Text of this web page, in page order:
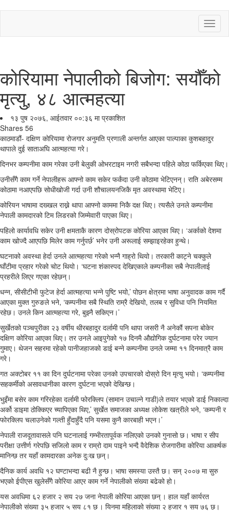
कोरियामा नेपालीको बिजोग: सयौँको
मृत्यु, ४८ आत्महत्या
१३ पुष २०७६, आईतवार ००:३६ मा प्रकाशित
Shares 56
काठमाडौं- दक्षिण कोरियामा रोजगार अनुमति प्रणाली अन्तर्गत आएका पाल्पाका कुशबहादुर
थापाले दुई साताअघि आत्महत्या गरे।
दिनभर कम्पनीमा काम गरेका उनी बेलुकी ओभरटाइम नगरी सबैभन्दा पहिले कोठा फर्किएका थिए।
उनीसँगै काम गर्ने नेपालीहरू आफ्नो काम सकेर फर्कंदा उनी कोठामा भेटिएनन्। राति अबेरसम्म
कोठामा नआएपछि सोधीखोजी गर्दा उनी शौचालयनजिकै मृत अवस्थामा भेटिए।
कोरियन भाषामा दख्खल राख्ने थापा आफ्नो काममा निकै दक्ष थिए। त्यसैले उनले कम्पनीमा
नेपाली कामदारको टिम लिडरको जिम्मेवारी पाएका थिए।
पहिलो कार्यावधि सकेर उनी क्षमताकै कारण दोस्रोपटक कोरिया आएका थिए। ‘अर्काको देशमा
काम खोज्दै आएपछि मिलेर काम गर्नुपर्छ’ भनेर उनी अरूलाई सम्झाइरहेका हुन्थे।
घटनाको अवस्था हेर्दा उनले आत्महत्या गरेको भन्नै गाह्रो थियो। तरकारी काट्ने चक्कुले
घाँटीमा प्रहार गरेको चोट थियो। ‘घटना शंकास्पद देखिएकाले कम्पनीका सबै नेपालीलाई
प्रहरीले लिएर गएका रहेछन्।
धन्न, सीसीटीभी फुटेज हेर्दा आत्महत्या भन्ने पुष्टि भयो,’ पोछन क्षेत्रमा भाषा अनुवादक काम गर्दै
आएका मुक्त गुरुङले भने, ‘कम्पनीमा सबै स्थिति राम्रै देखियो, तलब र सुविधा पनि नियमित
रहेछ। उनले किन आत्महत्या गरे, बुझ्नै सकिएन।’
सुर्खेतको पञ्चपुरीका २३ वर्षीय थीरबहादुर दर्लामी पनि थापा जसरी नै अनेकौं सपना बोकेर
दक्षिण कोरिया आएका थिए। तर उनले आइपुगेको १७ दिनमै औद्योगिक दुर्घटनामा परेर ज्यान
गुमाए। थेजन सहरमा रहेको पानीजहाजको डाई बन्ने कम्पनीमा उनले जम्मा ११ दिनमात्रै काम
गरे।
गत अक्टोबर ११ का दिन दुर्घटनामा परेका उनको उपचारको दोस्रो दिन मृत्यु भयो। ‘कम्पनीमा
सहकर्मीको असावधानीका कारण दुर्घटना भएको देखिन्छ।
भुइँमा बसेर काम गरिरहेका दर्लामी फोरक्लिप (सामान उचाल्ने गाडी)ले तयार भएको डाई निकाल्दा
अर्को डाइमा ठोक्किएर च्यापिएका थिए,’ सुर्खेत समाजका अध्यक्ष लोकेश खत्रीले भने, ‘कम्पनी र
फोरक्लिप चलाउनेको गल्ती हुँदाहुँदै पनि यसमा कुनै कारबाही भएन।’
नेपाली राजदूतावासले पनि घटनालाई गम्भीरतापूर्वक नलिएको उनको गुनासो छ। भाषा र सीप
परीक्षा उत्तीर्ण गरेपछि सजिलो काम र राम्रो दाम पाइने भन्दै वैदेशिक रोजगारीमा कोरिया आकर्षक
मानिन्छ तर यहाँ कामदारका अनेक दुःख छन्।
दैनिक कार्य अवधि १२ घण्टाभन्दा बढी नै हुन्छ। भाषा समस्या उस्तै छ। सन् २००७ मा सुरु
भएको ईपीएस खुलेसँगै कोरिया आएर काम गर्ने नेपालीको संख्या बढेको हो।
यस अवधिमा ६२ हजार २ सय २७ जना नेपाली कोरिया आएका छन् । हाल यहाँ कार्यरत
नेपालीको संख्या ३५ हजार ५ सय ८१ छ । यिनमा महिलाको संख्या २ हजार १ सय ७६ छ।